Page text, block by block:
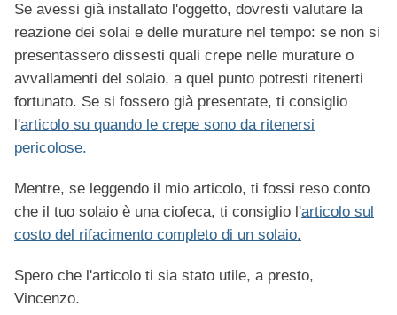
Se avessi già installato l'oggetto, dovresti valutare la
reazione dei solai e delle murature nel tempo: se non si
presentassero dissesti quali crepe nelle murature o
avvallamenti del solaio, a quel punto potresti ritenerti
fortunato. Se si fossero già presentate, ti consiglio
l'articolo su quando le crepe sono da ritenersi
pericolose.
Mentre, se leggendo il mio articolo, ti fossi reso conto
che il tuo solaio è una ciofeca, ti consiglio l'articolo sul
costo del rifacimento completo di un solaio.
Spero che l'articolo ti sia stato utile, a presto,
Vincenzo.